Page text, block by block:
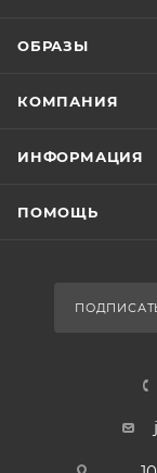
ОБРАЗЫ
КОМПАНИЯ
ИНФОРМАЦИЯ
ПОМОЩЬ